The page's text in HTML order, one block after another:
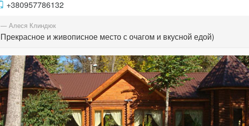
+380957786132
— Алеся Клиндюк
Прекрасное и живописное место с очагом и вкусной едой)